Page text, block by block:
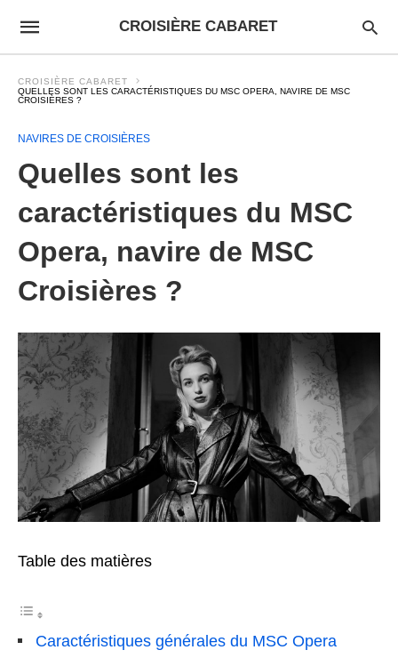
CROISIÈRE CABARET
CROISIÈRE CABARET
QUELLES SONT LES CARACTÉRISTIQUES DU MSC OPERA, NAVIRE DE MSC
CROISIÈRES ?
NAVIRES DE CROISIÈRES
Quelles sont les
caractéristiques du MSC
Opera, navire de MSC
Croisières ?
Table des matières
Caractéristiques générales du MSC Opera